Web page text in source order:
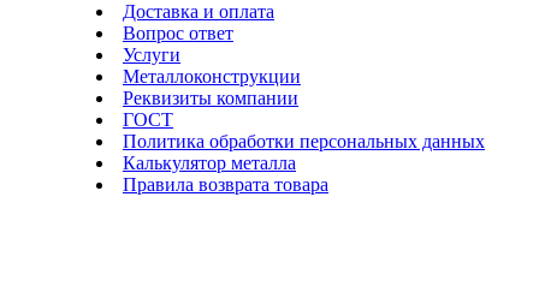
Доставка и оплата
Вопрос ответ
Услуги
Металлоконструкции
Реквизиты компании
ГОСТ
Политика обработки персональных данных
Калькулятор металла
Правила возврата товара